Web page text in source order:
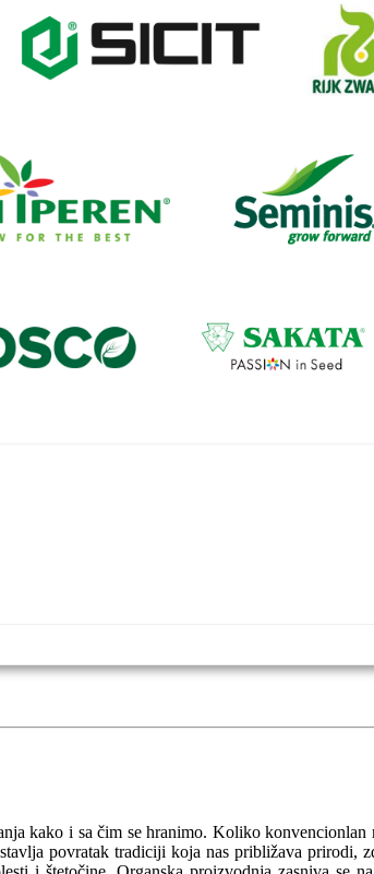
kako i sa čim se hranimo. Koliko
povratak tradiciji koja nas približava prirodi,